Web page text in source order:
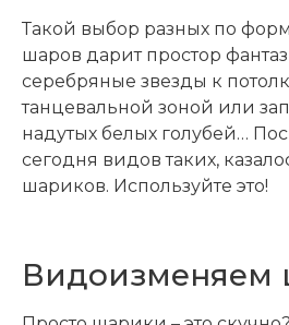
Такой выбор разных по
шаров дарит простор
серебряные звезды к
танцевальной зоной или
надутых белых голубей…
сегодня видов таких,
шариков. Используйте это!
Видоизменяем